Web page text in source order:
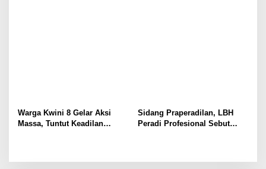
Warga Kwini 8 Gelar Aksi
Massa, Tuntut Keadilan
Sidang Praperadilan, LBH
Peradi Profesional Sebut